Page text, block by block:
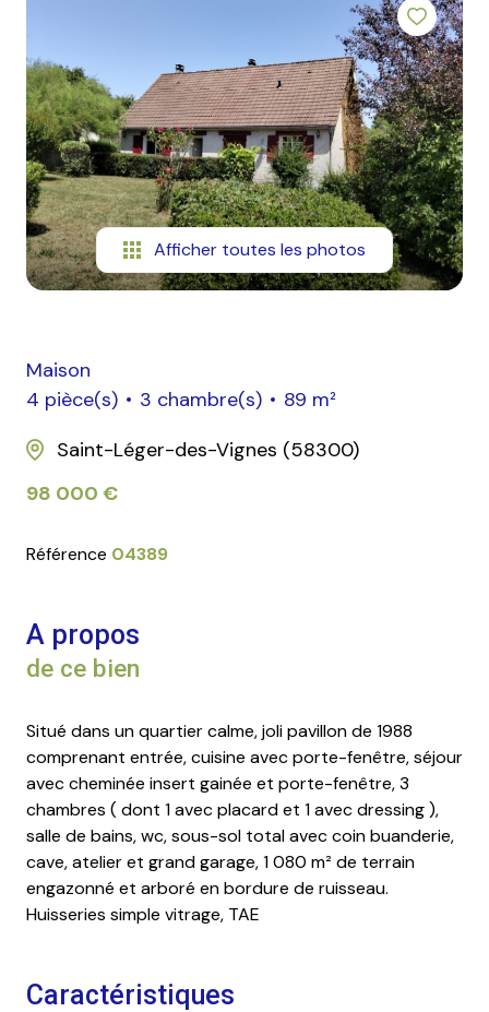
Afficher toutes les photos
Maison
4 pièce(s)
3 chambre(s)
89 m²
Saint-Léger-des-Vignes (58300)
98 000 €
Référence 04389
A propos
de ce bien
Situé dans un quartier calme, joli pavillon de 1988
comprenant entrée, cuisine avec porte-fenêtre, séjour
avec cheminée insert gainée et porte-fenêtre, 3
chambres ( dont 1 avec placard et 1 avec dressing ),
salle de bains, wc, sous-sol total avec coin buanderie,
cave, atelier et grand garage, 1 080 m² de terrain
engazonné et arboré en bordure de ruisseau.
Huisseries simple vitrage, TAE
Caractéristiques